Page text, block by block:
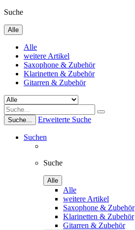
Suche
Alle
Alle
weitere Artikel
Saxophone & Zubehör
Klarinetten & Zubehör
Gitarren & Zubehör
Suche... Erweiterte Suche
Suchen
Suche
Alle
Alle
weitere Artikel
Saxophone & Zubehör
Klarinetten & Zubehör
Gitarren & Zubehör